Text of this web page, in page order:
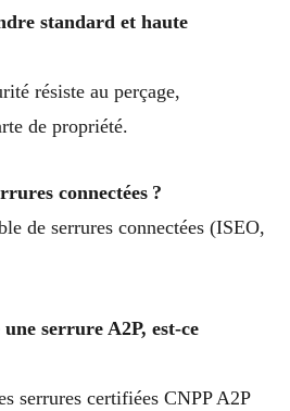
standard et haute
résiste au perçage,
de propriété.
connectées ?
de serrures connectées (ISEO,
serrure A2P, est-ce
serrures certifiées CNPP A2P